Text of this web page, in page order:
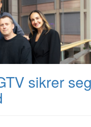
sikrer